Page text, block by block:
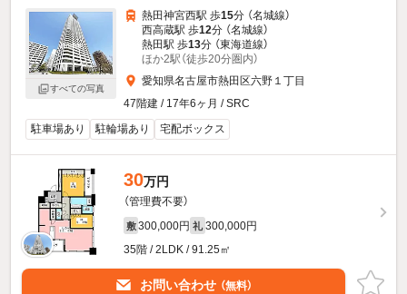
すべての写真
熱田神宮西駅 歩15分 （名城線）
西高蔵駅 歩12分 （名城線）
熱田駅 歩13分 （東海道線）
ほか2駅（徒歩20分圏内）
愛知県名古屋市熱田区六野１丁目
47階建 / 17年6ヶ月 / SRC
駐車場あり
駐輪場あり 宅配ボックス
30万円
（管理費不要）
敷 300,000円 礼 300,000円
35階 / 2LDK / 91.25㎡
お問い合わせ （無料）